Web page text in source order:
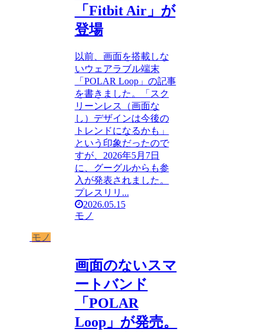
「Fitbit Air」が
登場
以前、画面を搭載しな
いウェアラブル端末
「POLAR Loop」の記事
を書きました。「スク
リーンレス（画面な
し）デザインは今後の
トレンドになるかも」
という印象だったので
すが、2026年5月7日
に、グーグルからも参
入が発表されました。
プレスリリ...
2026.05.15
モノ
モノ
画面のないスマ
ートバンド
「POLAR
Loop」が発売。